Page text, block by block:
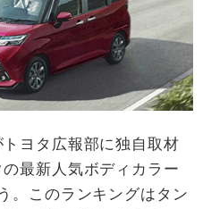
ヨタ広報部に独自取材
最新人気ボディカラー
。このランキングはタン